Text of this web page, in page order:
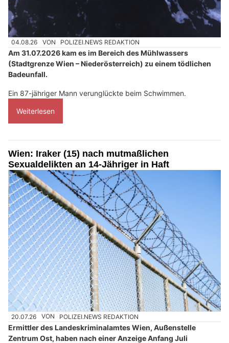
04.08.26 VON POLIZEI.NEWS REDAKTION
Am 31.07.2026 kam es im Bereich des Mühlwassers
(Stadtgrenze Wien – Niederösterreich) zu einem tödlichen
Badeunfall.
Ein 87-jähriger Mann verunglückte beim Schwimmen.
Weiterlesen
Wien: Iraker (15) nach mutmaßlichen
Sexualdelikten an 14-Jähriger in Haft
20.07.26 VON POLIZEI.NEWS REDAKTION
Ermittler des Landeskriminalamtes Wien, Außenstelle
Zentrum Ost, haben nach einer Anzeige Anfang Juli